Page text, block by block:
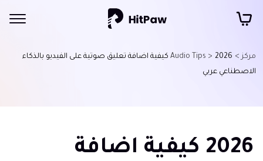
مركز > Audio Tips > 2026 كيفية اضافة تعليق صوتية على الفيديو بالذكاء
الاصطناعي عربي
2026 كيفية اضافة